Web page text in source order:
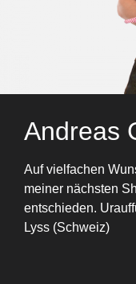
Andreas
Auf vielfachen
meiner nächsten
entschieden.
Lyss (Schweiz)